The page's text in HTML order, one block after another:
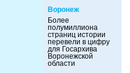
Воронеж
Более
полумиллиона
страниц истории
перевели в цифру
для Госархива
Воронежской
области